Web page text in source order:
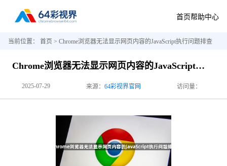
首页帮助中心
当前位置： 首页 > Chrome浏览器无法显示网页内容的JavaScript执行问题排查
Chrome浏览器无法显示网页内容的JavaScript执行问题排查
2025-07-29 来源： 64彩视界官网 访问量：